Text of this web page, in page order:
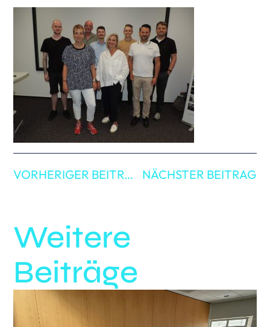
VORHERIGER BEITRAG NÄCHSTER BEITRAG
Weitere
Beiträge